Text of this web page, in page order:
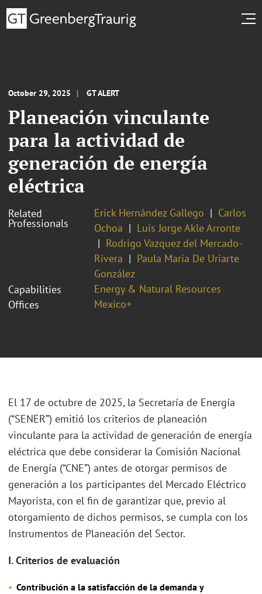
October 29, 2025 GT ALERT
Planeación vinculante
para la actividad de
generación de energía
eléctrica
Related
Professionals
Erick Hernández Gallego
Carlos
Ochoa
Luis Jorge Akle Arronte
Rodrigo Vazquez del Mercado-
Rivera
Paula Maria De Uriarte
González
Capabilities
Energy & Natural Resources
Offices
Mexico+
El 17 de octubre de 2025, la Secretaría de Energía
(“SENER”) emitió los criterios de planeación
vinculante para la actividad de generación de energía
eléctrica que debe considerar la Comisión Nacional
de Energía (“CNE”) antes de otorgar permisos de
generación a los participantes del Mercado Eléctrico
Mayorista, con el fin de garantizar que, previo al
otorgamiento de dichos permisos, se cumpla con los
Instrumentos de Planeación del Sector.
I. Criterios de evaluación
Contribución a la satisfacción de la demanda y